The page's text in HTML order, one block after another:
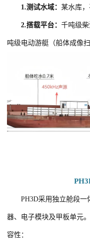
1.测试水域：某水库，
2.搭载平台：千吨级
吨级电动游艇（船体成像
PH3D采用独立舱段
器、电子模块及甲板单元
容性：